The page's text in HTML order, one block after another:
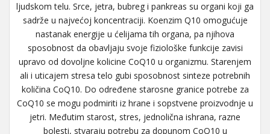
ljudskom telu. Srce, jetra, bubreg i pankreas su organi koji ga
sadrže u najvećoj koncentraciji. Koenzim Q10 omogućuje
nastanak energije u ćelijama tih organa, pa njihova
sposobnost da obavljaju svoje fiziološke funkcije zavisi
upravo od dovoljne kolicine CoQ10 u organizmu. Starenjem
ali i uticajem stresa telo gubi sposobnost sinteze potrebnih
količina CoQ10. Do određene starosne granice potrebe za
CoQ10 se mogu podmiriti iz hrane i sopstvene proizvodnje u
jetri. Međutim starost, stres, jednolična ishrana, razne
bolesti, stvaraju potrebu za dopunom CoQ10 u